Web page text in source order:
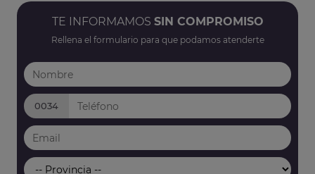
TE INFORMAMOS SIN COMPROMISO
Rellena el formulario para que podamos atenderte
0034